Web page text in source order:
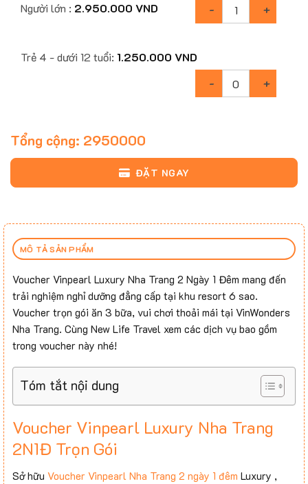
Người lớn : 2.950.000 VND
Trẻ 4 - dưới 12 tuổi: 1.250.000 VND
Tổng cộng: 2950000
ĐẶT NGAY
MÔ TẢ SẢN PHẨM
Voucher Vinpearl Luxury Nha Trang 2 Ngày 1 Đêm mang đến
trải nghiệm nghỉ dưỡng đẳng cấp tại khu resort 6 sao.
Voucher trọn gói ăn 3 bữa, vui chơi thoải mái tại VinWonders
Nha Trang. Cùng New Life Travel xem các dịch vụ bao gồm
trong voucher này nhé!
Tóm tắt nội dung
Voucher Vinpearl Luxury Nha Trang
2N1Đ Trọn Gói
Sở hữu Voucher Vinpearl Nha Trang 2 ngày 1 đêm Luxury ,